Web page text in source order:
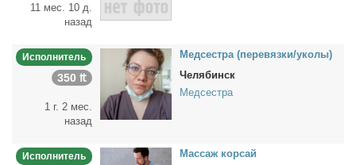
11 мес. 10 д.
назад
Исполнитель
350 ₶
1 г. 2 мес.
назад
Мед­сест­ра (пе­ре­вяз­ки/уко­лы)
Челябинск
Медсестра
Исполнитель
Мас­саж кор­сай